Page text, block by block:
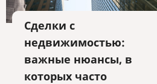
Сделки с
недвижимостью:
важные нюансы, в
которых часто